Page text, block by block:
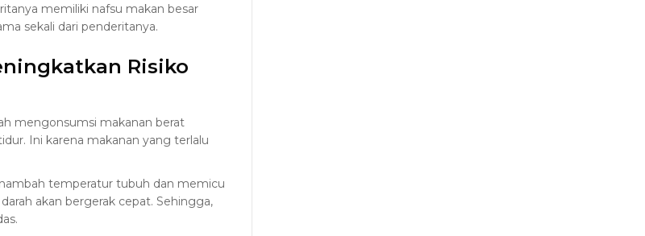
memiliki nafsu makan besar
sekali dari penderitanya.
Risiko
mengonsumsi makanan berat
Ini karena makanan yang terlalu
temperatur tubuh dan memicu
akan bergerak cepat. Sehingga,